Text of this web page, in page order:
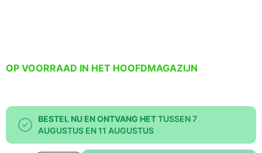
OP VOORRAAD IN HET HOOFDMAGAZIJN
BESTEL NU EN ONTVANG HETTUSSEN 7
AUGUSTUS EN 11 AUGUSTUS